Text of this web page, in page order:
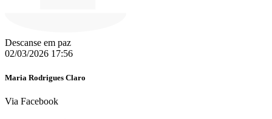
Descanse em paz ️
02/03/2026 17:56
Maria Rodrigues Claro
Via Facebook